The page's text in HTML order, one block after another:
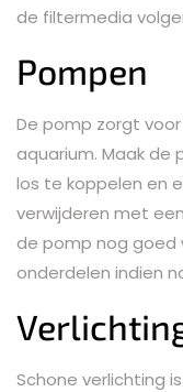
de filtermedia
Pompen
De pomp zorgt
aquarium. Maak
los te koppelen en
verwijderen met
de pomp nog goed
onderdelen indien
Schone verlichting